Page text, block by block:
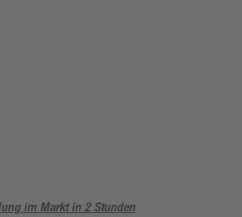
im Markt in 2 Stunden